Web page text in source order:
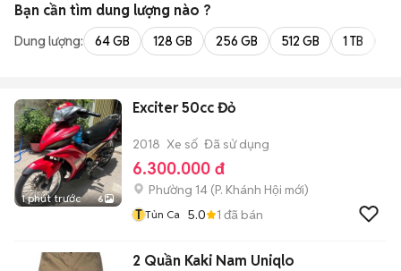
Bạn cần tìm dung lượng nào ?
Dung lượng: 64 GB 128 GB 256 GB 512 GB 1 TB
1 phút trước 6
Exciter 50cc Đỏ
2018 Xe số Đã sử dụng
6.300.000 đ
Phường 14 (P. Khánh Hội mới)
T Tủn Ca 5.0 1 đã bán
2 Quần Kaki Nam Uniqlo